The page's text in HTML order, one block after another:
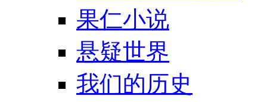
果仁小说
悬疑世界
我们的历史